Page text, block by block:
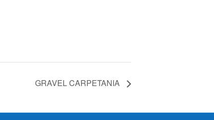
GRAVEL CARPETANIA